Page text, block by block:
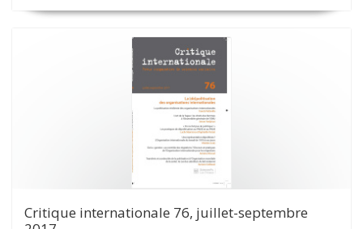
Critique internationale 76, juillet-septembre